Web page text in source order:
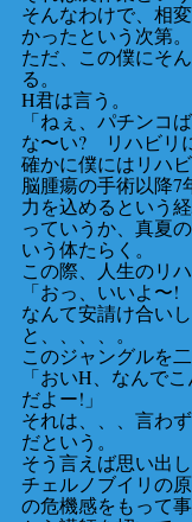
そんなわけで、相
かったという次第。
ただ、この僕にそ
る。
H君は言う。
「ねぇ、パチンコ
な〜い? リハビリ
確かに僕にはリハ
脳腫瘍の手術以降7
力を込めるという
っていうか、真夏
いう体たらく。
この際、人生のリ
「おっ、いいよ〜
なんて安請け合い
と、、、、。
このジャングルを
「おいH、なんで
だよー!」
それは、、、言わ
だという。
そう言えば思い出
チェルノブイリの
の危機感をもって